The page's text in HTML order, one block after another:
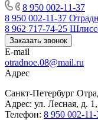
8 950 002-11-37
8 950 002-11-37
8 962 717-74-25
Заказать звонок
E-mail
otradnoe.08@mail.ru
Адрес
Санкт-Петербург
Адрес: ул. Лесная, д.
Телефон: 8 950 002-11-